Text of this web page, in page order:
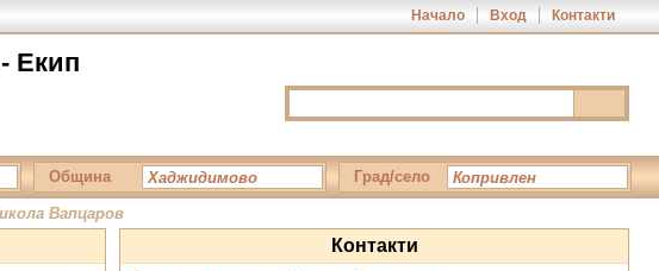
Екип
Начало Вход Контакти
Община Град/село
Вапцаров
Контакти